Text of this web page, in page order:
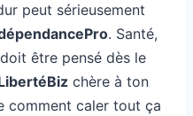
peut sérieusement
. Santé,
être pensé dès le
chère à ton
comment caler tout ça